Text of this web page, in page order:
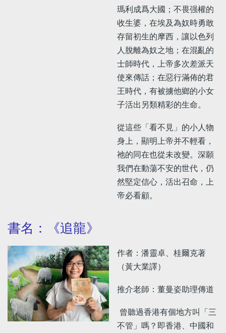
瑪利成爲大國；不畏强權的
收生婆，在埃及為奴時勇敢
存留初生的摩西，讓以色列
人脫離為奴之地；在混亂的
士師時代，上帝多次差派天
使來傳話；在惡行滿佈的君
王時代，有被擄他鄉的小女
子活出另類精彩的生命。
從這些「看不見」的小人物
身上，顯明上帝并不輕看，
祂的同在也從未改變。深願
我們在動蕩不安的世代，仍
然堅定信心，活出召命，上
帝必看顧。
書名：《追龍》
作者：潘靈卓、桂爾克著
（黃大業譯）
推介老師：董曼姿助理傳道
曾聽過香港有個地方叫「三
不管」嗎？即香港、中國和